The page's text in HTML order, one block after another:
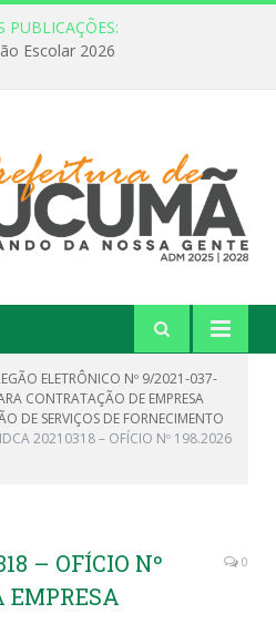
PUBLICAÇÕES:
Escolar 2026
ELETRÔNICO Nº 9/2021-037-
CONTRATAÇÃO DE EMPRESA
DE SERVIÇOS DE FORNECIMENTO
20210318 – OFÍCIO Nº 198.2026
– OFÍCIO Nº
EMPRESA
0